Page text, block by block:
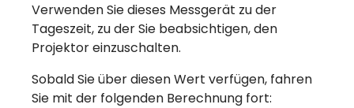
Verwenden Sie dieses Messgerät zu der
Tageszeit, zu der Sie beabsichtigen, den
Projektor einzuschalten.
Sobald Sie über diesen Wert verfügen, fahren
Sie mit der folgenden Berechnung fort: